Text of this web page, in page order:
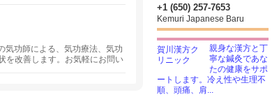
気功師による、気功療法、気功
を改善します。お気軽にお問い
+1 (650) 257-7653
Kemuri Japanese Baru
親身な漢方と丁
寧な鍼灸であな
たの健康をサポ
ートします。冷え性や生理不
順、頭痛、肩...